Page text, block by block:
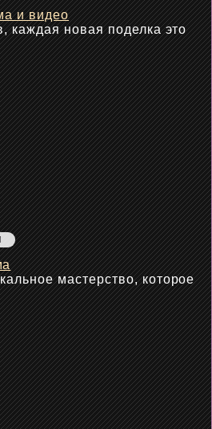
и видео
каждая новая поделка это
мастерство, которое